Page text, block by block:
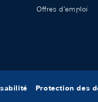
Offres d'emploi
Protection des